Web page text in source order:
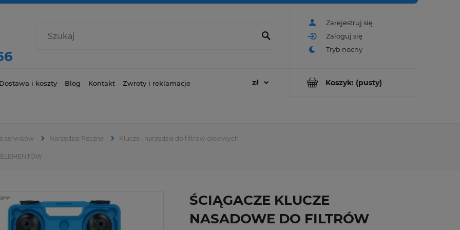
Zarejestruj się
Zaloguj się
Koszyk: (pusty)
i koszty Blog Kontakt Zwroty i reklamacje
serwisów Narzędzia Ręczne Klucze i narzędzia do filtrów olejowych
ŚCIĄGACZE KLUCZE
NASADOWE DO FILTRÓW